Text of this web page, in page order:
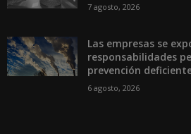
7 agosto, 2026
Las empresas se
responsabilidades
prevención
6 agosto, 2026